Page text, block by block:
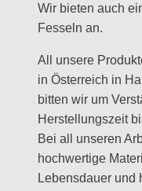
Wir bieten auch
Fesseln an.
All unsere
in Österreich in
bitten wir um
Herstellungszeit
Bei all unseren
hochwertige
Lebensdauer und